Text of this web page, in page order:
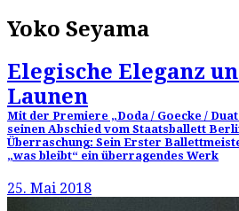
Yoko Seyama
Elegische Eleganz
Launen
Mit der Premiere „Doda / Goecke /
seinen Abschied vom Staatsballett
Überraschung: Sein Erster
„was bleibt“ ein überragendes Werk
25. Mai 2018